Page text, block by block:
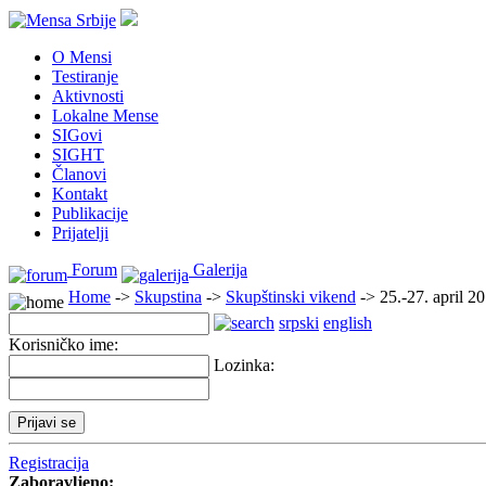
O Mensi
Testiranje
Aktivnosti
Lokalne Mense
SIGovi
SIGHT
Članovi
Kontakt
Publikacije
Prijatelji
Forum
Galerija
Home -> Skupstina -> Skupštinski vikend -> 25.-27. april
srpski english
Korisničko ime:
Lozinka:
Registracija
Zaboravljeno: